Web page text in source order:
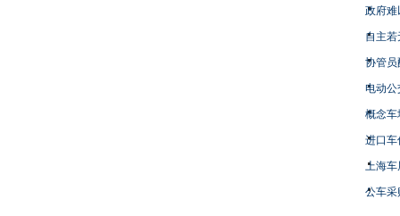
政府难
自主
协管员
电动
概念车
进口车
上海
公车采